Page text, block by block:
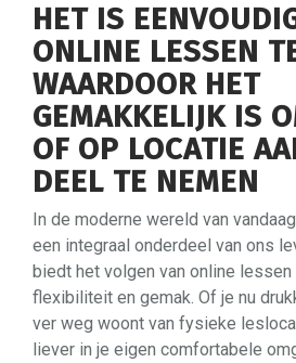
HET IS
ONLINE LESSEN
WAARDOOR HET
GEMAKKELIJK IS
OF OP LOCATIE
DEEL TE NEMEN
In de moderne wereld van
een integraal onderdeel van ons
biedt het volgen van online lessen
flexibiliteit en gemak. Of je nu
ver weg woont van fysieke
liever in je eigen comfortabele